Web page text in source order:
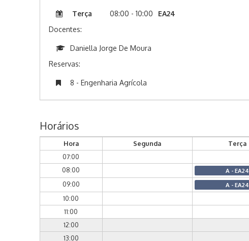
Terça 08:00 - 10:00
EA24
Docentes:
Daniella Jorge De Moura
Reservas:
8 - Engenharia Agrícola
Horários
Hora Segunda Terça
07:00
08:00
A - EA24
09:00 A - EA24
10:00
11:00
12:00
13:00